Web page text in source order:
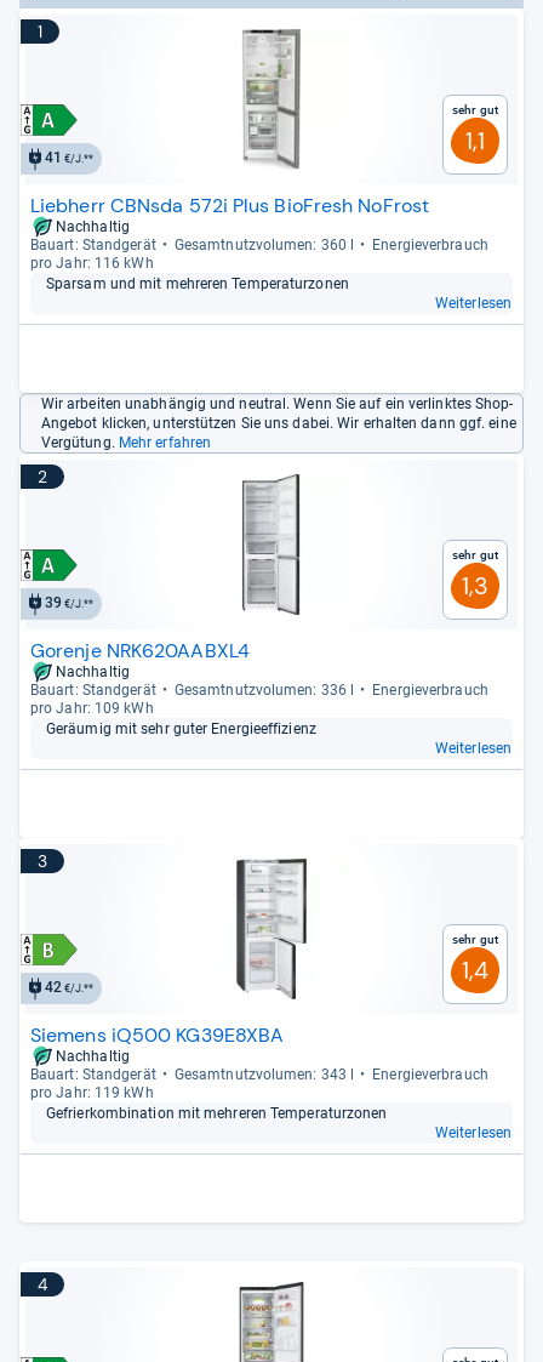
1
41 €/J.**
Sehr gut
1,1
Liebherr CBNsda 572i Plus BioFresh NoFrost
Nachhaltig
Bau­art: Stand­ge­rät
Gesamt­nutz­vo­lu­men: 360 l
Ener­gie­ver­brauch
pro Jahr: 116 kWh
Spar­sam und mit meh­re­ren Tem­pe­ra­tur­zo­nen
Weiterlesen
Wir arbeiten unabhängig und neutral. Wenn Sie auf ein verlinktes Shop-
Angebot klicken, unterstützen Sie uns dabei. Wir erhalten dann ggf. eine
Vergütung. Mehr erfahren
2
39 €/J.**
Sehr gut
1,3
Gorenje NRK620AABXL4
Nachhaltig
Bau­art: Stand­ge­rät
Gesamt­nutz­vo­lu­men: 336 l
Ener­gie­ver­brauch
pro Jahr: 109 kWh
Geräu­mig mit sehr guter Ener­gie­ef­fi­zi­enz
Weiterlesen
3
42€/J.**
Sehr gut
1,4
Siemens iQ500 KG39E8XBA
Nachhaltig
Bau­art: Stand­ge­rät
Gesamt­nutz­vo­lu­men: 343 l
Ener­gie­ver­brauch
pro Jahr: 119 kWh
Gefrier­kom­bi­na­tion mit meh­re­ren Tem­pe­ra­tur­zo­nen
Weiterlesen
4